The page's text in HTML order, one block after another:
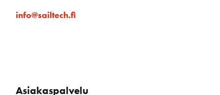
info@sailtech.fi
Asiakaspalvelu